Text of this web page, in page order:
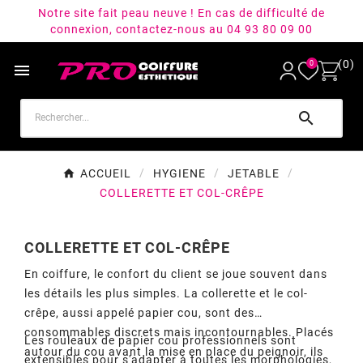
Notre site fait peau neuve ! En cas de difficulté de
connexion, contactez-nous au 04 93 80 09 00
 0 (0)

ACCUEIL HYGIENE
JETABLE
COLLERETTE ET COL-CRÊPE
COLLERETTE ET COL-CRÊPE
En coiffure, le confort du client se joue souvent dans
les détails les plus simples. La collerette et le col-
crêpe, aussi appelé papier cou, sont des
consommables discrets mais incontournables. Placés
autour du cou avant la mise en place du peignoir, ils
Les rouleaux de papier cou professionnels sont
extensibles pour s'adapter à toutes les morphologies,